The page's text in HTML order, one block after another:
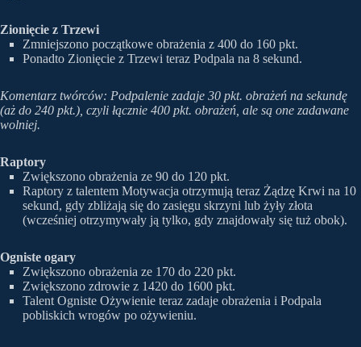
Zionięcie z Trzewi
Zmniejszono początkowe obrażenia z 400 do 160 pkt.
Ponadto Zionięcie z Trzewi teraz Podpala na 8 sekund.
Komentarz twórców: Podpalenie zadaje 30 pkt. obrażeń na sekundę
(aż do 240 pkt.), czyli łącznie 400 pkt. obrażeń, ale są one zadawane
wolniej.
Raptory
Zwiększono obrażenia ze 90 do 120 pkt.
Raptory z talentem Motywacja otrzymują teraz Żądzę Krwi na 10
sekund, gdy zbliżają się do zasięgu skrzyni lub żyły złota
(wcześniej otrzymywały ją tylko, gdy znajdowały się tuż obok).
Ogniste ogary
Zwiększono obrażenia ze 170 do 220 pkt.
Zwiększono zdrowie z 1420 do 1600 pkt.
Talent Ogniste Ożywienie teraz zadaje obrażenia i Podpala
pobliskich wrogów po ożywieniu.